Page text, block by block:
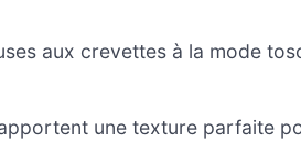
aux crevettes à la mode
une texture parfaite